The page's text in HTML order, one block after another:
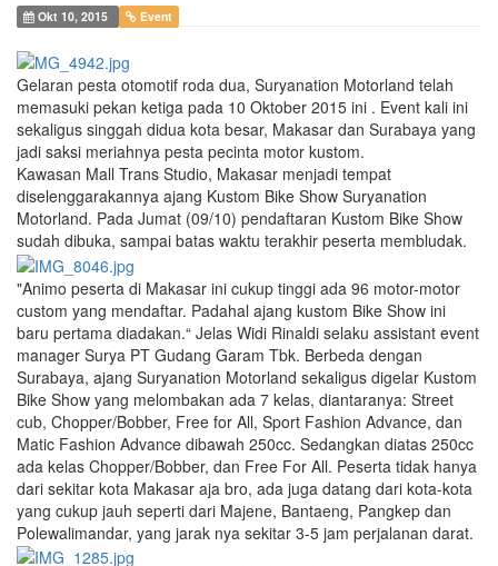
Okt 10, 2015 Event
Gelaran pesta otomotif roda dua, Suryanation Motorland telah
memasuki pekan ketiga pada 10 Oktober 2015 ini . Event kali ini
sekaligus singgah didua kota besar, Makasar dan Surabaya yang
jadi saksi meriahnya pesta pecinta motor kustom.
Kawasan Mall Trans Studio, Makasar menjadi tempat
diselenggarakannya ajang Kustom Bike Show Suryanation
Motorland. Pada Jumat (09/10) pendaftaran Kustom Bike Show
sudah dibuka, sampai batas waktu terakhir peserta membludak.
"Animo peserta di Makasar ini cukup tinggi ada 96 motor-motor
custom yang mendaftar. Padahal ajang kustom Bike Show ini
baru pertama diadakan.“ Jelas Widi Rinaldi selaku assistant event
manager Surya PT Gudang Garam Tbk. Berbeda dengan
Surabaya, ajang Suryanation Motorland sekaligus digelar Kustom
Bike Show yang melombakan ada 7 kelas, diantaranya: Street
cub, Chopper/Bobber, Free for All, Sport Fashion Advance, dan
Matic Fashion Advance dibawah 250cc. Sedangkan diatas 250cc
ada kelas Chopper/Bobber, dan Free For All. Peserta tidak hanya
dari sekitar kota Makasar aja bro, ada juga datang dari kota-kota
yang cukup jauh seperti dari Majene, Bantaeng, Pangkep dan
Polewalimandar, yang jarak nya sekitar 3-5 jam perjalanan darat.